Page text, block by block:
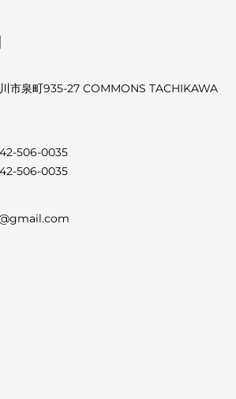
市泉町935-27 COMMONS TACHIKAWA
506-0035
506-0035